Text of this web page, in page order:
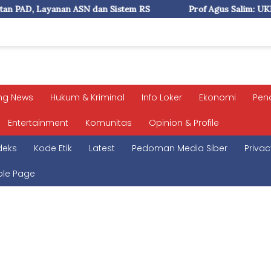
RS Prof Agus Salim: UKI Paulus Tegaskan
News Hukum & Kriminal Info Loker Ekonomi
Entertainment Komunitas Opinion & Profile
Kode Etik Latest Pedoman Media Siber
Page